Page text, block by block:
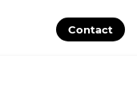
Contact